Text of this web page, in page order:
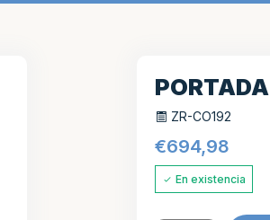
ZR-CO192
€694,98
En existencia